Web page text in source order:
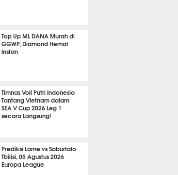
Top Up ML DANA Murah di
GGWP, Diamond Hemat
Instan
Timnas Voli Putri Indonesia
Tantang Vietnam dalam
SEA V Cup 2026 Leg 1
secara Langsung!
Prediksi Larne vs Saburtalo
Tbilisi, 05 Agustus 2026
Europa League